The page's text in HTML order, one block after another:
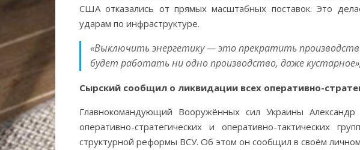
США отказались от прямых масштабных поставок. Это
ударам по инфраструктуре.
«Выключить энергетику — это прекратить
будет работать ни одно производство, даже
Сырский сообщил о ликвидации всех оперативно-
Главнокомандующий Вооружённых сил Украины
оперативно-стратегических и оперативно-тактических
структурной реформы ВСУ. Об этом он сообщил в своём